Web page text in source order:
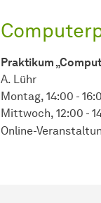
Praktikum
A. Lühr
Montag, 14:00 -
Mittwoch, 12:00 -
Online-